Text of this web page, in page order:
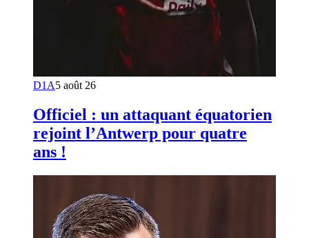
D1A5 août 26
Officiel : un attaquant équatorien
rejoint l’Antwerp pour quatre
ans !